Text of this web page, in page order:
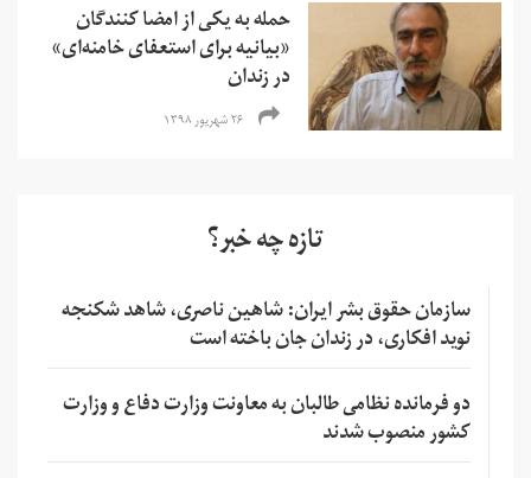
حمله به یکی از امضا کنندگان
«بیانیه برای استعفای خامنه‌ای»
در زندان
۲۶ شهریور ۱۳۹۸
تازه چه خبر؟
سازمان حقوق بشر ایران: شاهین ناصری، شاهد شکنجه
نوید افکاری، در زندان جان باخته است
دو فرمانده نظامی طالبان به معاونت وزارت دفاع و وزارت
کشور منصوب شدند